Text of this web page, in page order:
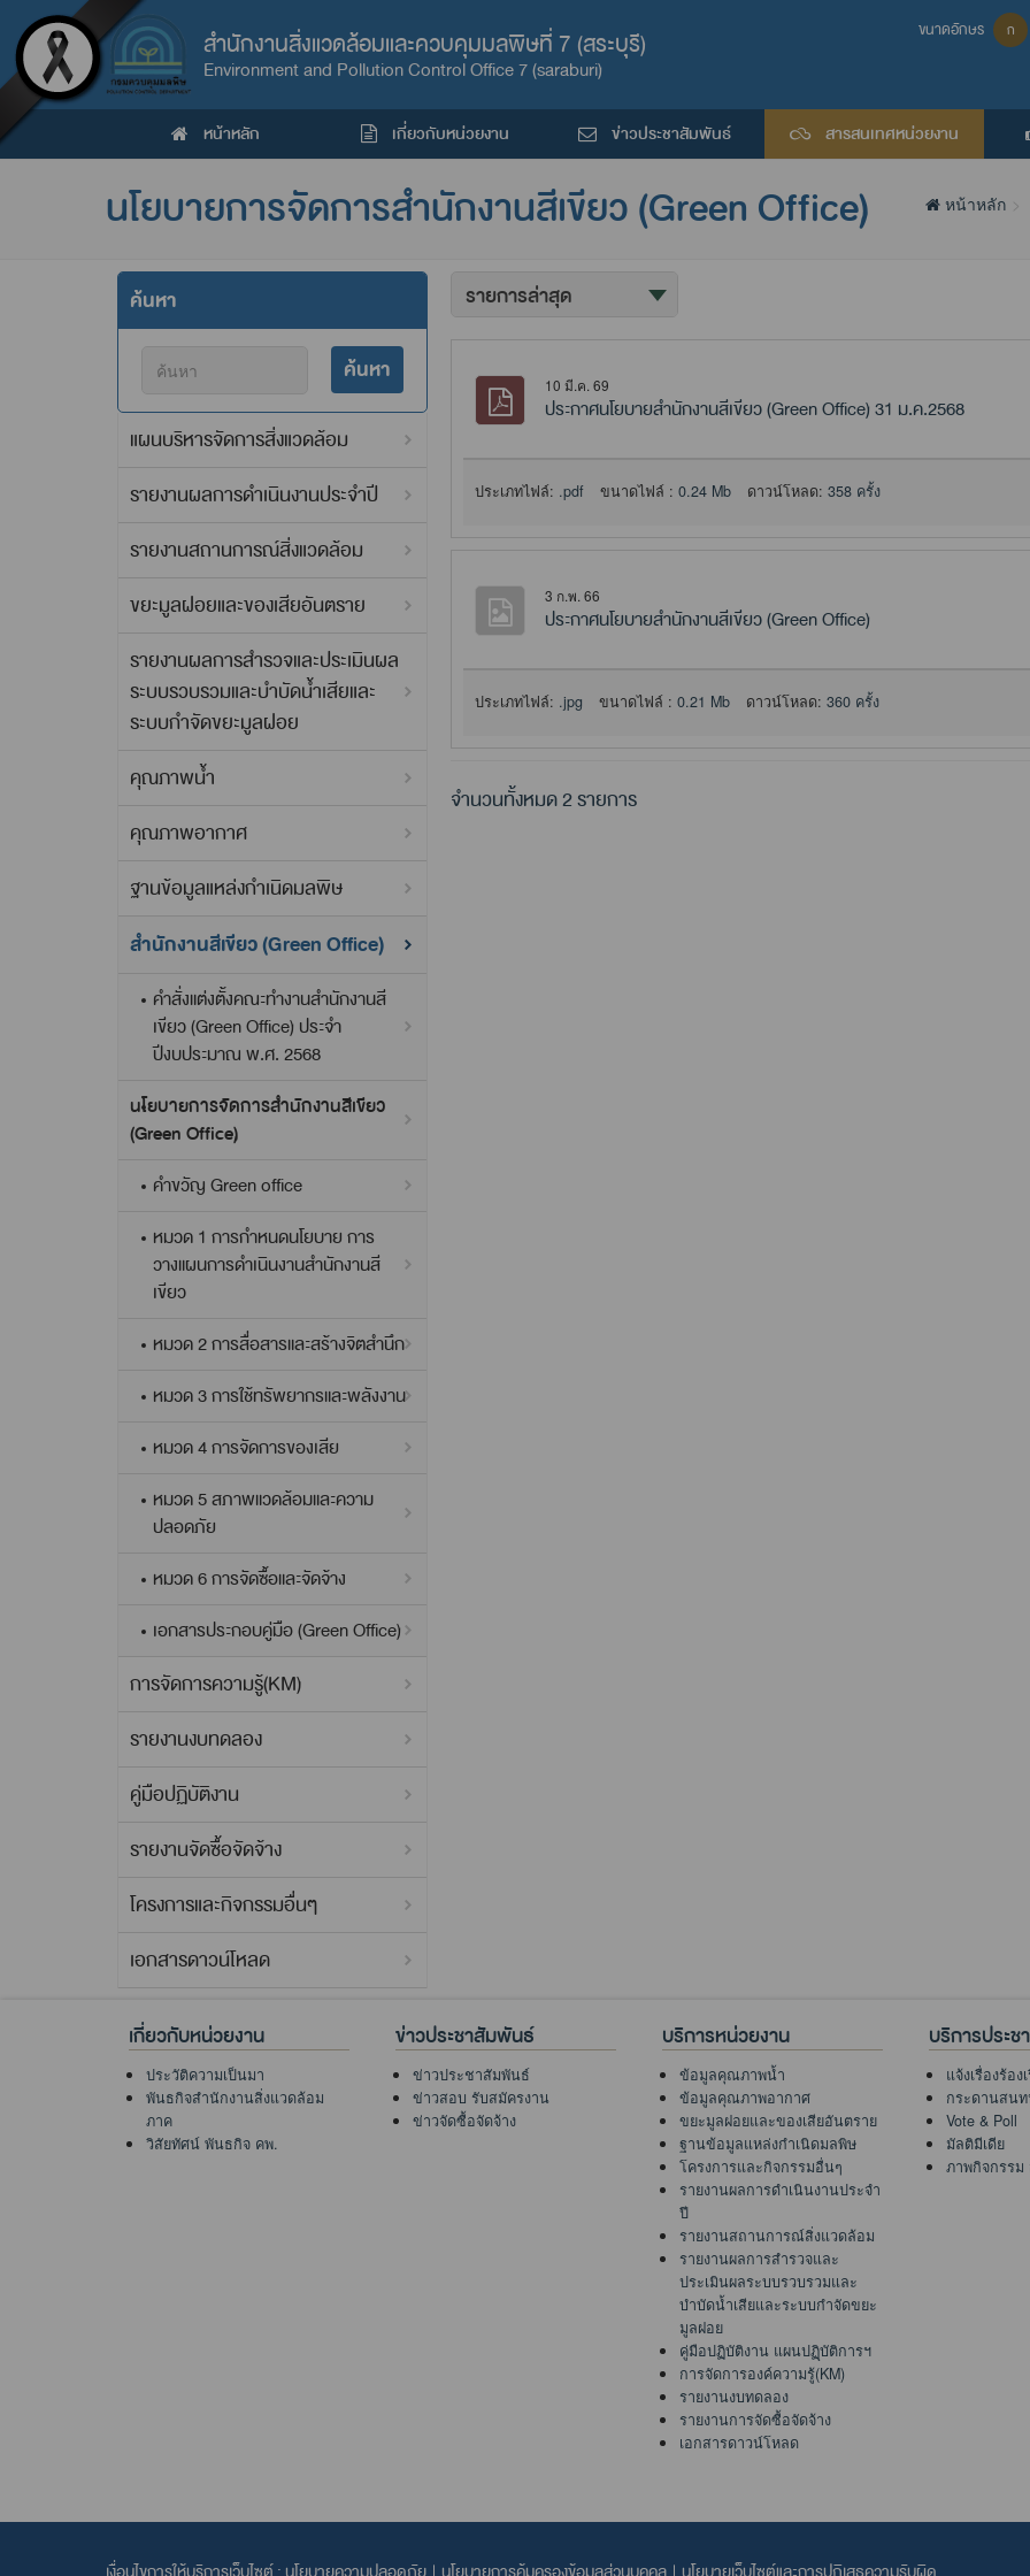
สำนักงานสิ่งแวดล้อมและควบคุมมลพิษที่ 7 (สระบุรี)
Environment and Pollution Control Office 7 (saraburi)
ขนาดอักษร ก
หน้าหลัก เกี่ยวกับหน่วยงาน ข่าวประชาสัมพันธ์ สารสนเทศหน่วยงาน
นโยบายการจัดการสำนักงานสีเขียว (Green Office) หน้าหลัก
ค้นหา
ค้นหา
แผนบริหารจัดการสิ่งแวดล้อม
รายงานผลการดำเนินงานประจำปี
รายงานสถานการณ์สิ่งแวดล้อม
ขยะมูลฝอยและของเสียอันตราย
รายงานผลการสำรวจและประเมินผล
ระบบรวบรวมและบำบัดน้ำเสียและ
ระบบกำจัดขยะมูลฝอย
คุณภาพน้ำ
คุณภาพอากาศ
ฐานข้อมูลแหล่งกำเนิดมลพิษ
สำนักงานสีเขียว (Green Office)
คำสั่งแต่งตั้งคณะทำงานสำนักงานสี
เขียว (Green Office) ประจำ
ปีงบประมาณ พ.ศ. 2568
นโยบายการจัดการสำนักงานสีเขียว
(Green Office)
คำขวัญ Green office
หมวด 1 การกำหนดนโยบาย การ
วางแผนการดำเนินงานสำนักงานสี
เขียว
หมวด 2 การสื่อสารและสร้างจิตสำนึก
หมวด 3 การใช้ทรัพยากรและพลังงาน
หมวด 4 การจัดการของเสีย
หมวด 5 สภาพแวดล้อมและความ
ปลอดภัย
หมวด 6 การจัดซื้อและจัดจ้าง
เอกสารประกอบคู่มือ (Green Office)
การจัดการความรู้(KM)
รายงานงบทดลอง
คู่มือปฏิบัติงาน
รายงานจัดซื้อจัดจ้าง
โครงการและกิจกรรมอื่นๆ
เอกสารดาวน์โหลด
10 มี.ค. 69
ประกาศนโยบายสำนักงานสีเขียว (Green Office) 31 ม.ค.2568
ประเภทไฟล์: .pdf ขนาดไฟล์ : 0.24 Mb ดาวน์โหลด: 358 ครั้ง
3 ก.พ. 66
ประกาศนโยบายสำนักงานสีเขียว (Green Office)
ประเภทไฟล์: .jpg ขนาดไฟล์ : 0.21 Mb ดาวน์โหลด: 360 ครั้ง
จำนวนทั้งหมด 2 รายการ
เกี่ยวกับหน่วยงาน
ประวัติความเป็นมา
พันธกิจสำนักงานสิ่งแวดล้อม
ภาค
วิสัยทัศน์ พันธกิจ คพ.
ข่าวประชาสัมพันธ์
ข่าวประชาสัมพันธ์
ข่าวสอบ รับสมัครงาน
ข่าวจัดซื้อจัดจ้าง
บริการหน่วยงาน
ข้อมูลคุณภาพน้ำ
ข้อมูลคุณภาพอากาศ
ขยะมูลฝอยและของเสียอันตราย
ฐานข้อมูลแหล่งกำเนิดมลพิษ
โครงการและกิจกรรมอื่นๆ
รายงานผลการดำเนินงานประจำ
ปี
รายงานสถานการณ์สิ่งแวดล้อม
รายงานผลการสำรวจและ
ประเมินผลระบบรวบรวมและ
บำบัดน้ำเสียและระบบกำจัดขยะ
มูลฝอย
คู่มือปฏิบัติงาน แผนปฏฺิบัติการฯ
การจัดการองค์ความรู้(KM)
รายงานงบทดลอง
รายงานการจัดซื้อจัดจ้าง
เอกสารดาวน์โหลด
บริการประช
แจ้งเรื่องร้อง
กระดานสน
Vote & Poll
มัลติมีเดีย
ภาพกิจกรรม